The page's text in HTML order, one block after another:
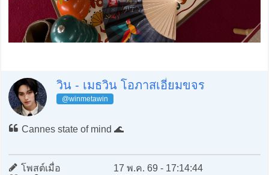
วิน - เมธวิน โอภาสเอี่ยมขจร
@winmetawin
Cannes state of mind 🌊
โพสต์เมื่อ
17 พ.ค. 69 - 17:14:44